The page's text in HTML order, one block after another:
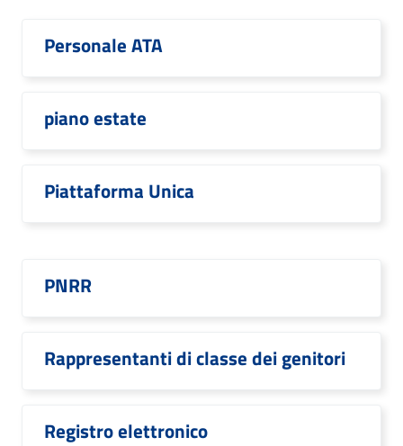
Personale ATA
piano estate
Piattaforma Unica
PNRR
Rappresentanti di classe dei genitori
Registro elettronico